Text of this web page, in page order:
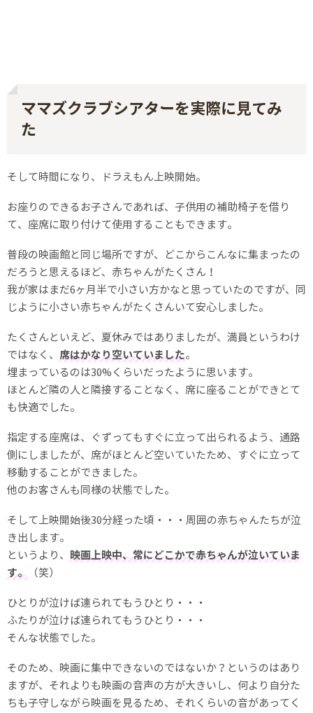
ママズクラブシアターを実際に見てみ
た
そして時間になり、ドラえもん上映開始。
お座りのできるお子さんであれば、子供用の補助椅子を借り
て、座席に取り付けて使用することもできます。
普段の映画館と同じ場所ですが、どこからこんなに集まったの
だろうと思えるほど、赤ちゃんがたくさん！
我が家はまだ6ヶ月半で小さい方かなと思っていたのですが、同
じように小さい赤ちゃんがたくさんいて安心しました。
たくさんといえど、夏休みではありましたが、満員というわけ
ではなく、 席はかなり空いていました。
埋まっているのは30%くらいだったように思います。
ほとんど隣の人と隣接することなく、席に座ることができとて
も快適でした。
指定する座席は、ぐずってもすぐに立って出られるよう、通路
側にしましたが、席がほとんど空いていたため、すぐに立って
移動することができました。
他のお客さんも同様の状態でした。
そして上映開始後30分経った頃・・・周囲の赤ちゃんたちが泣
き出します。
というより、 映画上映中、常にどこかで赤ちゃんが泣いていま
す。 （笑）
ひとりが泣けば連られてもうひとり・・・
ふたりが泣けば連られてもうひとり・・・
そんな状態でした。
そのため、映画に集中できないのではないか？というのはあり
ますが、それよりも映画の音声の方が大きいし、何より自分た
ちも子守しながら映画を見るため、それくらいの音があってく